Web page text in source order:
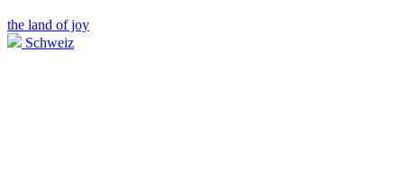
the land of joy
Schweiz